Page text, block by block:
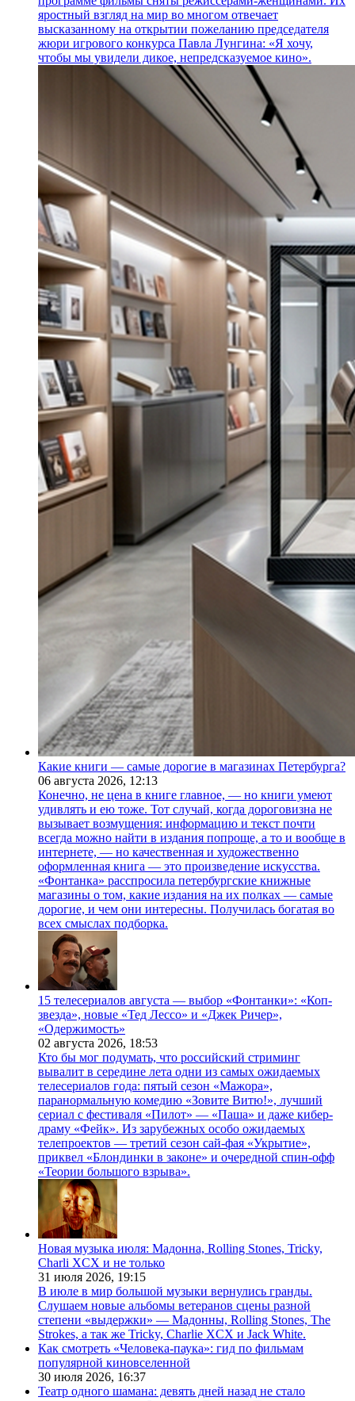
яростный взгляд на мир во многом отвечает
высказанному на открытии пожеланию председателя
жюри игрового конкурса Павла Лунгина: «Я хочу,
чтобы мы увидели дикое, непредсказуемое кино».
Какие книги — самые дорогие в магазинах Петербурга?
06 августа 2026, 12:13
Конечно, не цена в книге главное, — но книги умеют
удивлять и ею тоже. Тот случай, когда дороговизна не
вызывает возмущения: информацию и текст почти
всегда можно найти в издания попроще, а то и вообще в
интернете, — но качественная и художественно
оформленная книга — это произведение искусства.
«Фонтанка» расспросила петербургские книжные
магазины о том, какие издания на их полках — самые
дорогие, и чем они интересны. Получилась богатая во
всех смыслах подборка.
15 телесериалов августа — выбор «Фонтанки»: «Коп-
звезда», новые «Тед Лессо» и «Джек Ричер»,
«Одержимость»
02 августа 2026, 18:53
Кто бы мог подумать, что российский стриминг
вывалит в середине лета одни из самых ожидаемых
телесериалов года: пятый сезон «Мажора»,
паранормальную комедию «Зовите Витю!», лучший
сериал с фестиваля «Пилот» — «Паша» и даже кибер-
драму «Фейк». Из зарубежных особо ожидаемых
телепроектов — третий сезон сай-фая «Укрытие»,
приквел «Блондинки в законе» и очередной спин-офф
«Теории большого взрыва».
Новая музыка июля: Мадонна, Rolling Stones, Tricky,
Charli XCX и не только
31 июля 2026, 19:15
В июле в мир большой музыки вернулись гранды.
Слушаем новые альбомы ветеранов сцены разной
степени «выдержки» — Мадонны, Rolling Stones, The
Strokes, а так же Tricky, Charlie XCX и Jack White.
Как смотреть «Человека-паука»: гид по фильмам
популярной киновселенной
30 июля 2026, 16:37
Театр одного шамана: девять дней назад не стало